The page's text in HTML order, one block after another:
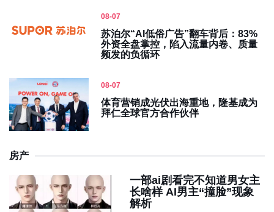
08-07
苏泊尔“AI低俗广告”翻车背后：83%
外资全盘掌控，陷入流量内卷、质量
频发的负循环
08-07
体育营销成光伏出海重地，隆基成为
拜仁全球官方合作伙伴
房产
一部ai剧看完不知道男女主
长啥样 AI男主“撞脸”现象
解析